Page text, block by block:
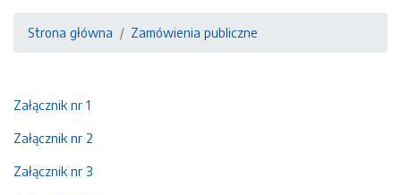
Strona główna Zamówienia publiczne
Załącznik nr 1
Załącznik nr 2
Załącznik nr 3